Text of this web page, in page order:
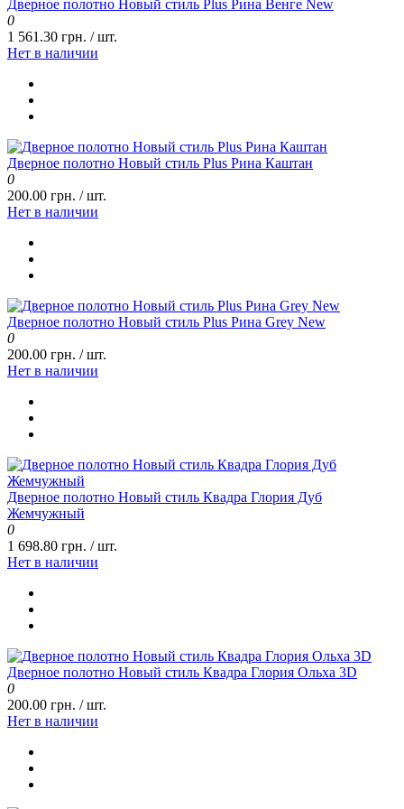
Дверное полотно Новый стиль Plus Рина Венге New
0
1 561.30 грн. / шт.
Нет в наличии
Дверное полотно Новый стиль Plus Рина Каштан
0
200.00 грн. / шт.
Нет в наличии
Дверное полотно Новый стиль Plus Рина Grey New
0
200.00 грн. / шт.
Нет в наличии
Дверное полотно Новый стиль Квадра Глория Дуб
Жемчужный
0
1 698.80 грн. / шт.
Нет в наличии
Дверное полотно Новый стиль Квадра Глория Ольха 3D
0
200.00 грн. / шт.
Нет в наличии